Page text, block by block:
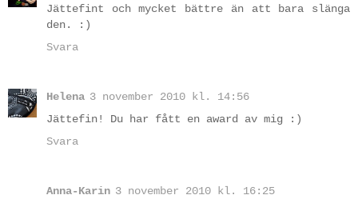
Jättefint och mycket bättre än att bara slänga
den. :)
Svara
Helena 3 november 2010 kl. 14:56
Jättefin! Du har fått en award av mig :)
Svara
Anna-Karin 3 november 2010 kl. 16:25